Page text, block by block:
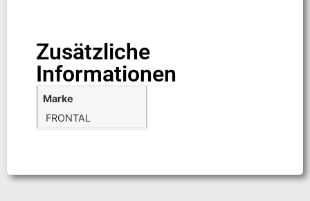
Zusätzliche
Informationen
Marke
FRONTAL